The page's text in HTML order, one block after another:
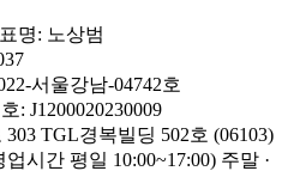
명: 노상범
서울강남-04742호
: J1200020230009
TGL경복빌딩 502호 (06103)
업시간 평일 10:00~17:00) 주말 ·